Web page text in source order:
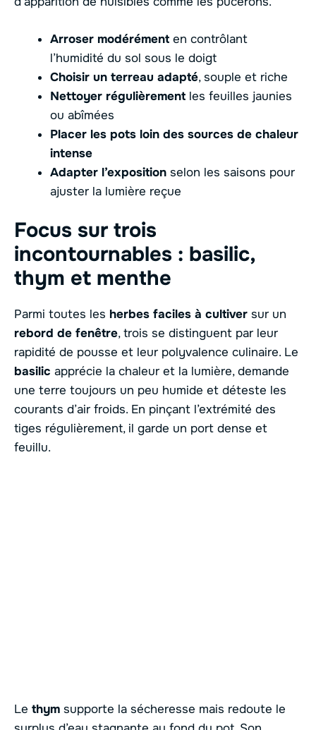
Arroser modérément en contrôlant
l’humidité du sol sous le doigt
Choisir un terreau adapté, souple et riche
Nettoyer régulièrement les feuilles jaunies
ou abîmées
Placer les pots loin des sources de chaleur
intense
Adapter l’exposition selon les saisons pour
ajuster la lumière reçue
Focus sur trois
incontournables : basilic,
thym et menthe
Parmi toutes les herbes faciles à cultiver sur un
rebord de fenêtre, trois se distinguent par leur
rapidité de pousse et leur polyvalence culinaire. Le
basilic apprécie la chaleur et la lumière, demande
une terre toujours un peu humide et déteste les
courants d’air froids. En pinçant l’extrémité des
tiges régulièrement, il garde un port dense et
feuillu.
Le thym supporte la sécheresse mais redoute le